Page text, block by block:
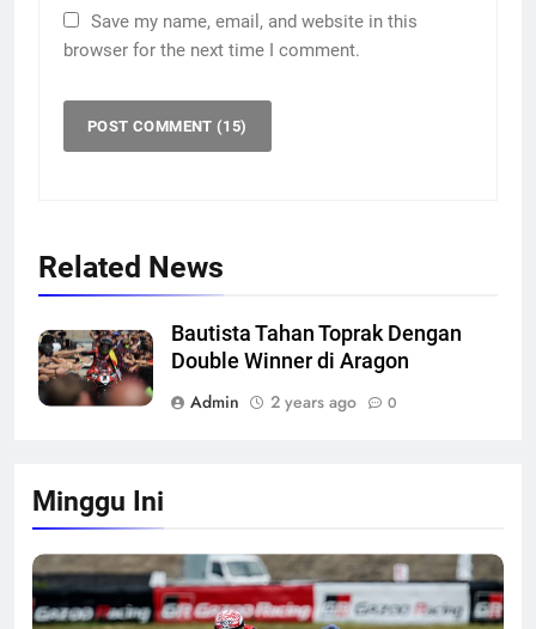
Save my name, email, and website in this
browser for the next time I comment.
Related News
Bautista Tahan Toprak Dengan
Double Winner di Aragon
Admin
2 years ago 0
Minggu Ini